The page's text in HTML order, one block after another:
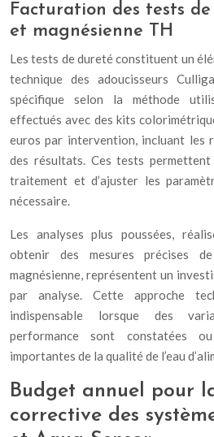
Facturation des tests
et magnésienne TH
Les tests de dureté constituent un
technique des adoucisseurs
spécifique selon la méthode
effectués avec des kits
euros par intervention, incluant les
des résultats. Ces tests
traitement et d’ajuster les
nécessaire.
Les analyses plus poussées,
obtenir des mesures précises
magnésienne, représentent un
par analyse. Cette approche
indispensable lorsque des
performance sont constatées
importantes de la qualité de l’eau
Budget annuel pour
corrective des